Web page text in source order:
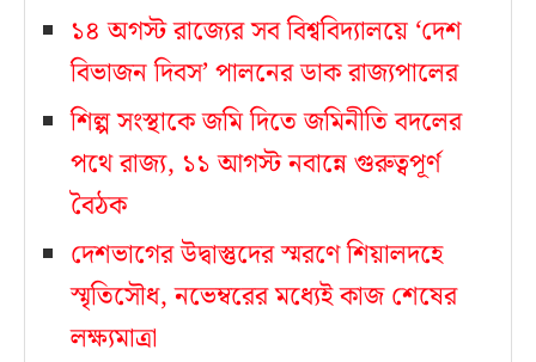
১৪ অগস্ট রাজ্যের সব বিশ্ববিদ্যালয়ে ‘দেশ
বিভাজন দিবস’ পালনের ডাক রাজ্যপালের
শিল্প সংস্থাকে জমি দিতে জমিনীতি বদলের
পথে রাজ্য, ১১ আগস্ট নবান্নে গুরুত্বপূর্ণ
বৈঠক
দেশভাগের উদ্বাস্তুদের স্মরণে শিয়ালদহে
স্মৃতিসৌধ, নভেম্বরের মধ্যেই কাজ শেষের
লক্ষ্যমাত্রা